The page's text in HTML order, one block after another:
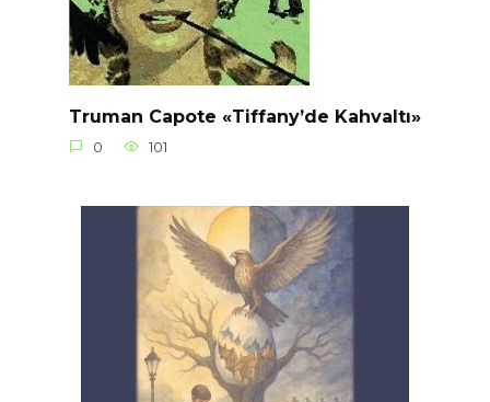
Truman Capote «Tiffany’de Kahvaltı»
0 101